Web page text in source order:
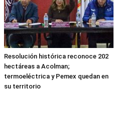
Resolución histórica reconoce 202
hectáreas a Acolman;
termoeléctrica y Pemex quedan en
su territorio